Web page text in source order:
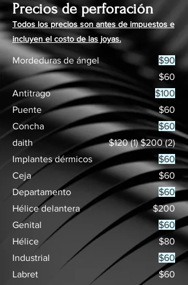
Precios de perforación
Todos los precios son antes de impuestos e
incluyen el costo de las joyas.
Mordeduras de ángel
Antitrago
Puente
Concha
daith
Implantes dérmicos
Ceja
Departamento
Hélice delantera
Genital
Hélice
Industrial
Labret
$90
$60
$100
$60
$60
$120 (1) $200 (2)
$60
$60
$60
$200
$60
$80
$60
$60